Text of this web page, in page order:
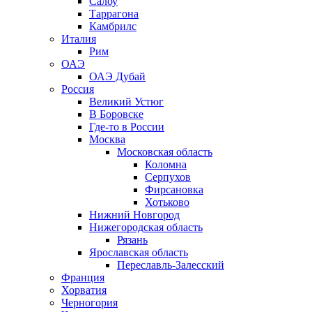
Таррагона
Камбрилс
Италия
Рим
ОАЭ
ОАЭ Дубай
Россия
Великий Устюг
В Боровске
Где-то в России
Москва
Московская область
Коломна
Серпухов
Фирсановка
Хотьково
Нижний Новгород
Нижегородская область
Рязань
Ярославская область
Переславль-Залесский
Франция
Хорватия
Черногория